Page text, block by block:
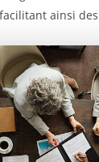
ainsi